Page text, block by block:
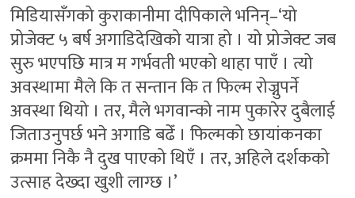
मिडियासँगको कुराकानीमा दीपिकाले भनिन्–‘यो
प्रोजेक्ट ५ बर्ष अगाडिदेखिको यात्रा हो । यो प्रोजेक्ट जब
सुरु भएपछि मात्र म गर्भवती भएको थाहा पाएँ । त्यो
अवस्थामा मैले कि त सन्तान कि त फिल्म रोज्नुपर्ने
अवस्था थियो । तर, मैले भगवान्को नाम पुकारेर दुबैलाई
जिताउनुपर्छ भने अगाडि बढेँ । फिल्मको छायांकनका
क्रममा निकै नै दुख पाएको थिएँ । तर, अहिले दर्शकको
उत्साह देख्दा खुशी लाग्छ ।’